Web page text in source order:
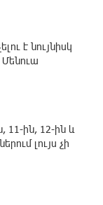
է նույնիսկ
11-ին, 12-ին և
լույս չի